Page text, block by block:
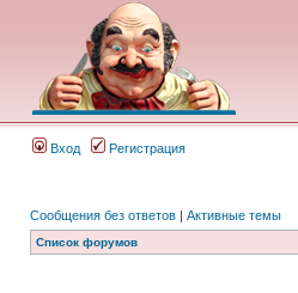
Вход Регистрация
Сообщения без ответов | Активные темы
Список форумов